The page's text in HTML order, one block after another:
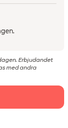
Erbjudandet
med andra